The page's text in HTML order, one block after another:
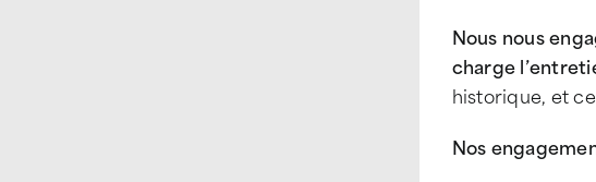
Nous nous
charge
historique, et
Nos